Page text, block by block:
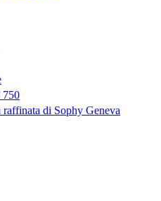
750
di Sophy Geneva